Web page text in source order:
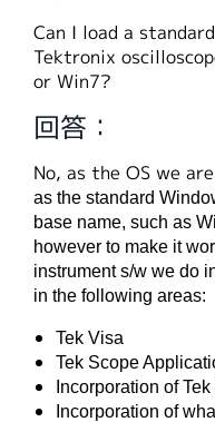
Can I load a
Tektronix
or Win7?
回答：
No, as the OS we
as the standard
base name, such as
however to make it
instrument s/w we do
in the following areas:
Tek Visa
Tek Scope
Incorporation of
Incorporation of